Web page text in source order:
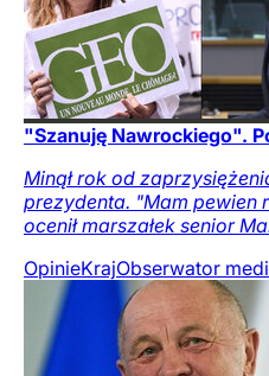
"Szanuję Nawrockiego".
Minął rok od
prezydenta. "Mam pewien
ocenił marszałek senior
OpinieKrajObserwator